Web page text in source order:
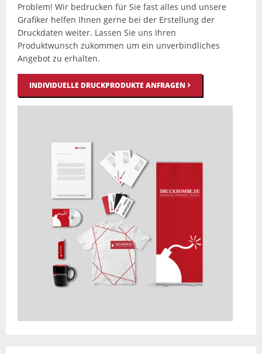
Problem! Wir bedrucken für Sie fast alles und unsere
Grafiker helfen Ihnen gerne bei der Erstellung der
Druckdaten weiter. Lassen Sie uns Ihren
Produktwunsch zukommen um ein unverbindliches
Angebot zu erhalten.
INDIVIDUELLE DRUCKPRODUKTE ANFRAGEN